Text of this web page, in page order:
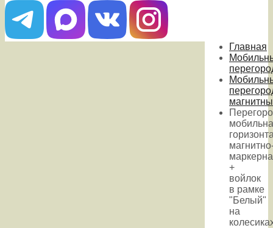
Главная
+
войлок
в рамке
"Белый"
на